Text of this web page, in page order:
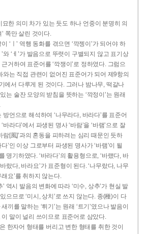
묘한 의미 차가 있는 듯도 하나 언중이 분명히 의
쪽만 살린 것이다.
‘ㅣ’ 역행 동화를 겪으면 ‘깍젱이’가 되어야 하
와 ‘ㅔ’가 발음으로 뚜렷이 구별되지 않고 표기상
근거하여 표준어를 ‘깍쟁이’로 정하였다. 그럼으
와는 직접 관련이 없어진 표준어가 되어 제9항의
에서 다루게 된 것이다. 그러나 밤나무, 떡갈나
는 술잔 모양의 받침을 뜻하는 ‘깍정이’는 원래
방언으로 해석하여 ‘나무라다, 바라다’를 표준어
라다’에서 파생된 명사 ‘바람’을 ‘바램’으로 잘
람[風]’과의 혼동을 피하려는 심리 때문인 듯하
’인 이상 그로부터 파생된 명사가 ‘바램’이 될
명기하였다. ‘바라다’의 활용형으로, ‘바랬다, 바
랐다, 바라요’가 표준형이 된다. ‘나무랐다, 나무
래요’를 취하지 않는다.
역시 발음의 변화에 따라 ‘미수, 상추’가 현실 발
으므로 ‘미시, 상치’로 쓰지 않는다. 종(種)이 다
끼를 말하는 ‘튀기’는 원래 ‘트기’였으나 발음이
이 말이 널리 쓰이므로 표준어로 삼았다.
한자어 형태를 버리고 변한 형태를 취한 것이